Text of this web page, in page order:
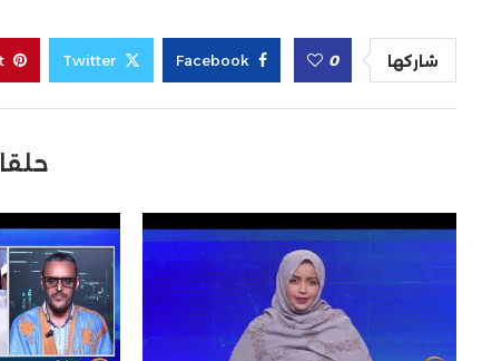
شاركها 0
Facebook
Twitter